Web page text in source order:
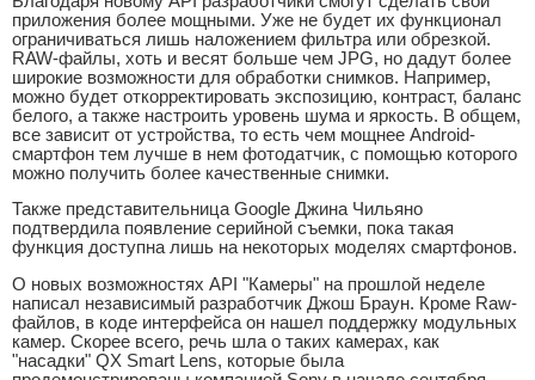
приложения более мощными. Уже не будет их функционал
ограничиваться лишь наложением фильтра или обрезкой.
RAW-файлы, хоть и весят больше чем JPG, но дадут более
широкие возможности для обработки снимков. Например,
можно будет откорректировать экспозицию, контраст, баланс
белого, а также настроить уровень шума и яркость. В общем,
все зависит от устройства, то есть чем мощнее Android-
смартфон тем лучше в нем фотодатчик, с помощью которого
можно получить более качественные снимки.
Также представительница Google Джина Чильяно
подтвердила появление серийной съемки, пока такая
функция доступна лишь на некоторых моделях смартфонов.
О новых возможностях API "Камеры" на прошлой неделе
написал независимый разработчик Джош Браун. Кроме Raw-
файлов, в коде интерфейса он нашел поддержку модульных
камер. Скорее всего, речь шла о таких камерах, как
"насадки" QX Smart Lens, которые была